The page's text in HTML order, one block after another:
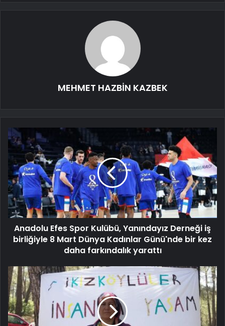
MEHMET HAZBİN KAZBEK
Anadolu Efes Spor Kulübü, Yanındayız Derneği iş
birliğiyle 8 Mart Dünya Kadınlar Günü'nde bir kez
daha farkındalık yarattı